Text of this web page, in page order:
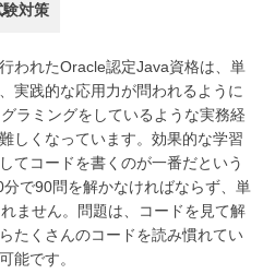
験対策
われたOracle認定Java資格は、単
実践的な応用力が問われるように
ラミングをしているような実務経
しくなっています。効果的な学習
てコードを書くのが一番だという
で90問を解かなければならず、単
ません。問題は、コードを見て解
たくさんのコードを読み慣れてい
能です。